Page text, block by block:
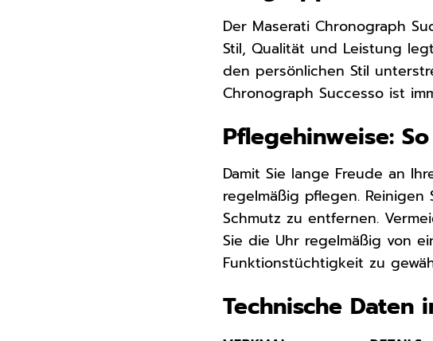
Der Maserati Chronograph
Stil, Qualität und Leistung
den persönlichen Stil
Chronograph Successo ist
Pflegehinweise:
Damit Sie lange Freude an
regelmäßig pflegen.
Schmutz zu entfernen.
Sie die Uhr regelmäßig von
Funktionstüchtigkeit zu
Technische Daten